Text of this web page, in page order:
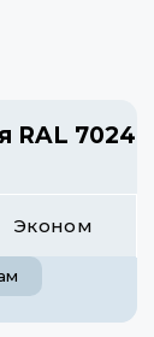
RAL 7024
Эконом